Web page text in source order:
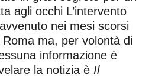
agli occhi L’intervento
nei mesi scorsi
ma, per volontà di
informazione è
la notizia è Il